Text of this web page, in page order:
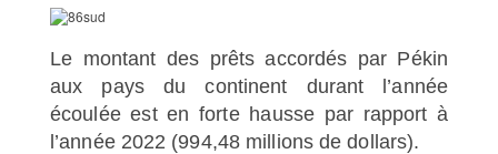
Le montant des prêts accordés par Pékin
aux pays du continent durant l’année
écoulée est en forte hausse par rapport à
l’année 2022 (994,48 millions de dollars).